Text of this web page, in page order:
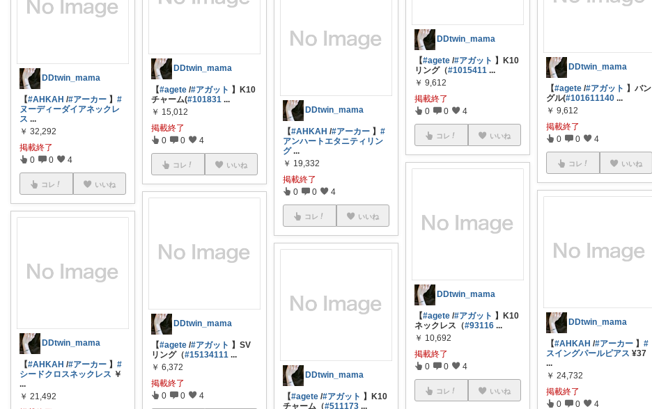
DDtwin_mama
【#AHKAH /#アーカー 】 #
ヌーディーダイアネックレ
ス ...
￥ 32,292
掲載終了
0 0 4
コレ いいね
DDtwin_mama
【#AHKAH /#アーカー 】 #
シードクロスネックレス ￥
...
￥ 21,492
DDtwin_mama
【#agete /#アガット 】K10
チャーム(#101831 ...
￥ 15,012
掲載終了
0 0 4
コレ いいね
DDtwin_mama
【#agete /#アガット 】SV
リング（#15134111 ...
￥ 6,372
掲載終了
0 0 4
DDtwin_mama
【#AHKAH /#アーカー 】#
アンハートエタニティリン
グ ...
￥ 19,332
掲載終了
0 0 4
コレ いいね
DDtwin_mama
【#agete /#アガット 】K10
チャーム（#511173 ...
DDtwin_mama
【#agete /#アガット 】K10
リング（#1015411 ...
￥ 9,612
掲載終了
0 0 4
コレ いいね
DDtwin_mama
【#agete /#アガット 】K10
ネックレス（#93116 ...
￥ 10,692
掲載終了
0 0 4
コレ いいね
DDtwin_mama
【#agete /#アガット 】バン
グル(#101611140 ...
￥ 9,612
掲載終了
0 0 4
コレ いいね
DDtwin_mama
【#AHKAH /#アーカー 】#
スイングパールピアス ¥37
...
￥ 24,732
掲載終了
0 0 4